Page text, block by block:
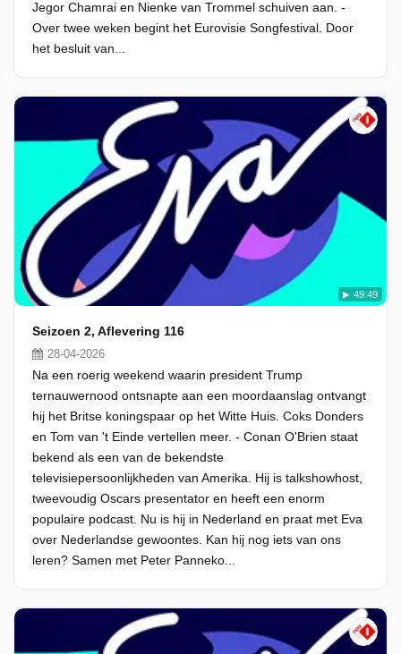
Jegor Chamrai en Nienke van Trommel schuiven aan. -
Over twee weken begint het Eurovisie Songfestival. Door
het besluit van...
49:49
Seizoen 2, Aflevering 116
28-04-2026
Na een roerig weekend waarin president Trump
ternauwernood ontsnapte aan een moordaanslag ontvangt
hij het Britse koningspaar op het Witte Huis. Coks Donders
en Tom van 't Einde vertellen meer. - Conan O'Brien staat
bekend als een van de bekendste
televisiepersoonlijkheden van Amerika. Hij is talkshowhost,
tweevoudig Oscars presentator en heeft een enorm
populaire podcast. Nu is hij in Nederland en praat met Eva
over Nederlandse gewoontes. Kan hij nog iets van ons
leren? Samen met Peter Panneko...